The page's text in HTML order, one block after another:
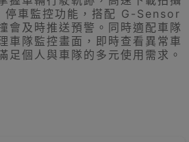
停車監控功能，搭配 G-Sensor
會及時推送預警。同時適配車隊
車隊監控畫面，即時查看異常車
足個人與車隊的多元使用需求。